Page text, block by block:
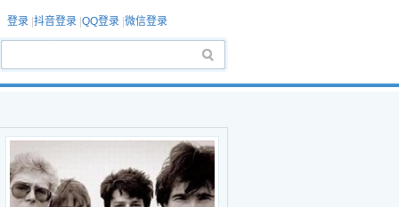
登录 抖音登录 QQ登录 微信登录